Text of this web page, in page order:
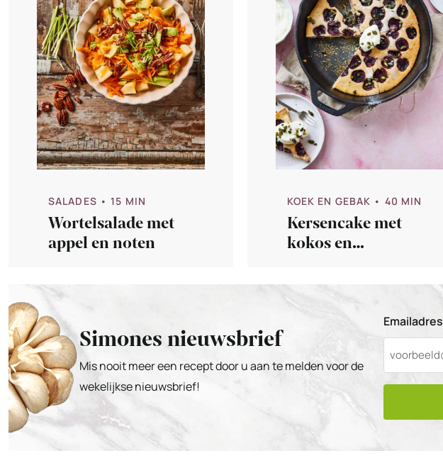
SALADES • 15 MIN
Wortelsalade met
appel en noten
KOEK EN GEBAK • 40 MIN
Kersencake met
kokos en
Simones nieuwsbrief
Mis nooit meer een recept door u aan te melden voor de
wekelijkse nieuwsbrief!
Emailadres